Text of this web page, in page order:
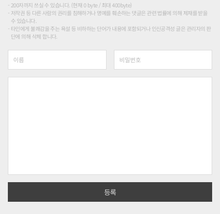
200자까지 쓰실 수 있습니다. (현재 0 byte / 최대 400byte)
저작권 등 다른 사람의 권리를 침해하거나 명예를 훼손하는 댓글은 관련 법률에 의해 제재를 받을
수 있습니다.
타인에게 불쾌감을 주는 욕설 등 비하하는 단어가 내용에 포함되거나 인신공격성 글은 관리자의 판
단에 의해 삭제 합니다.